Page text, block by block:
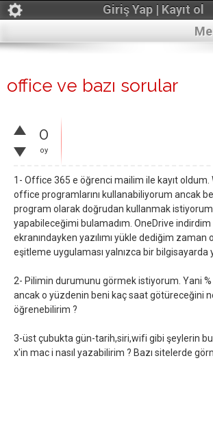
Giriş Yap | Kayıt ol
office ve bazı sorular
0
oy
1- Office 365 e öğrenci mailim ile kayıt oldum.
office programlarını kullanabiliyorum ancak
program olarak doğrudan kullanmak istiyorum.
yapabileceğimi bulamadım. OneDrive
ekranındayken yazılımı yükle dediğim zaman
eşitleme uygulaması yalnızca bir bilgisayarda
2- Pilimin durumunu görmek istiyorum. Yani %
ancak o yüzdenin beni kaç saat götüreceğini
öğrenebilirim ?
3-üst çubukta gün-tarih,siri,wifi gibi şeylerin
x'in mac i nasıl yazabilirim ? Bazı sitelerde